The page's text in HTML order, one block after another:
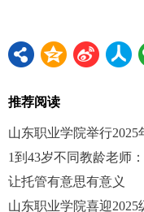
推荐阅读
山东职业学院举行
1到43岁不同教龄老师
让托管有意思有意义
山东职业学院喜迎2025